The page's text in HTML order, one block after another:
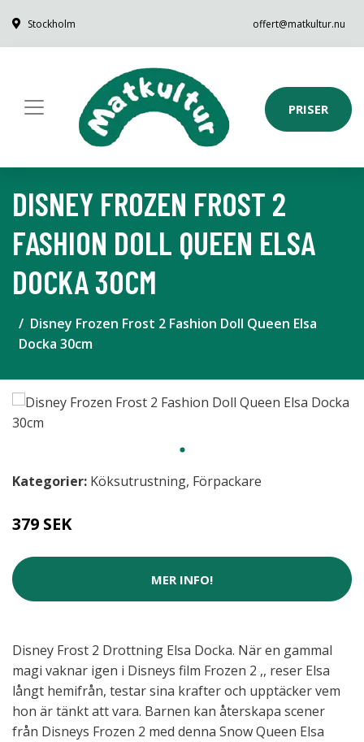
Stockholm offert@matkultur.nu
PRISER
DISNEY FROZEN FROST 2
FASHION DOLL QUEEN ELSA
DOCKA 30CM
Disney Frozen Frost 2 Fashion Doll Queen Elsa
Docka 30cm
Kategorier: Köksutrustning, Förpackare
379 SEK
MER INFO!
Disney Frost 2 Drottning Elsa Docka. När en gammal
magi vaknar igen i Disneys film Frozen 2 ,, reser Elsa
långt hemifrån, testar sina krafter och upptäcker vem
hon är tänkt att vara. Barnen kan återskapa scener
från Disneys Frozen 2 med denna Snow Queen Elsa